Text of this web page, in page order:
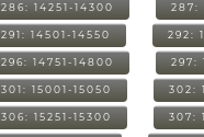
286: 14251-14300 287:
291: 14501-14550 292:
296: 14751-14800 297:
301: 15001-15050 302:
306: 15251-15300 307: